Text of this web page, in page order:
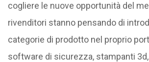
cogliere le nuove opportunità del
rivenditori stanno pensando di
categorie di prodotto nel proprio
software di sicurezza, stampanti